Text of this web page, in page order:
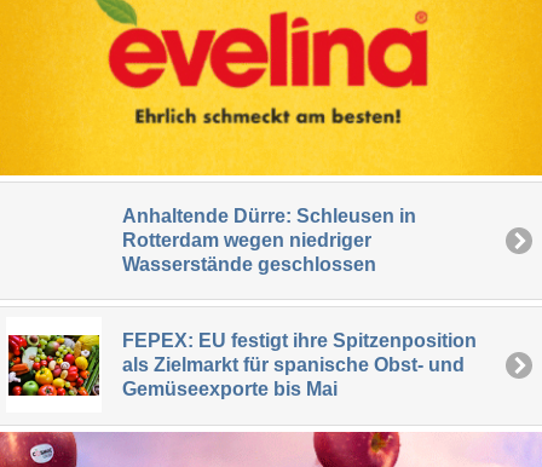
Anhaltende Dürre: Schleusen in
Rotterdam wegen niedriger
Wasserstände geschlossen
FEPEX: EU festigt ihre Spitzenposition
als Zielmarkt für spanische Obst- und
Gemüseexporte bis Mai